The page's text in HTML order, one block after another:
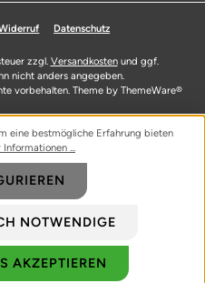
Vor Gebrauch stets Etikett und
lesen.
Datenschutz
zzgl. Versandkostenund ggf.
nicht anders angegeben.
vorbehalten. Theme by ThemeWare®
eine bestmögliche Erfahrung bieten
Informationen ...
NOTWENDIGE
AKZEPTIEREN